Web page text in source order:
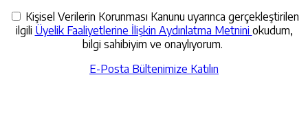
Kişisel Verilerin Korunması Kanunu uyarınca gerçekleştirilen
ilgili Üyelik Faaliyetlerine İlişkin Aydınlatma Metnini okudum,
bilgi sahibiyim ve onaylıyorum.
E-Posta Bültenimize Katılın